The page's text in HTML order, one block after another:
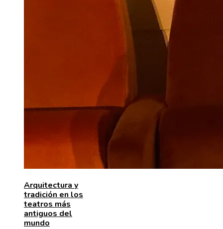
Arquitectura y
tradición en los
teatros más
antiguos del
mundo